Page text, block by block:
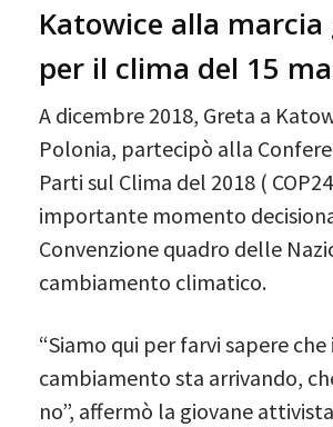
Katowice alla marcia
per il clima del 15
A dicembre 2018, Greta a
Polonia, partecipò alla
Parti sul Clima del 2018 (
importante momento
Convenzione quadro delle
cambiamento climatico.
“Siamo qui per farvi sapere che
cambiamento sta arrivando,
no”, affermò la giovane